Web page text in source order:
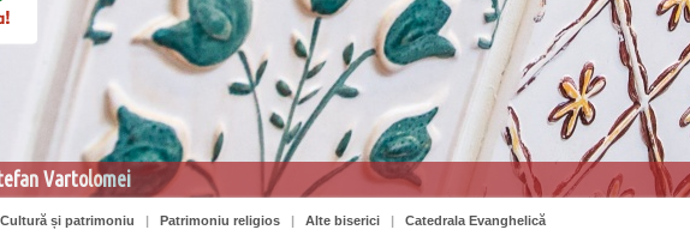
Vartolomei
Cultură și patrimoniu | Patrimoniu religios | Alte biserici | Catedrala Evanghelică